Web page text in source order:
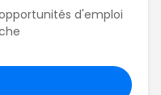
d'emploi